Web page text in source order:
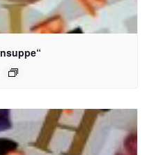
Meinersmann